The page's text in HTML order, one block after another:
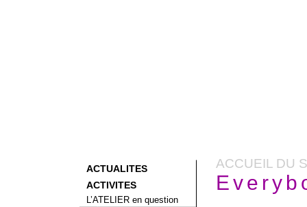
ACTUALITES
ACTIVITES
L’ATELIER en question
ACCUEIL DU